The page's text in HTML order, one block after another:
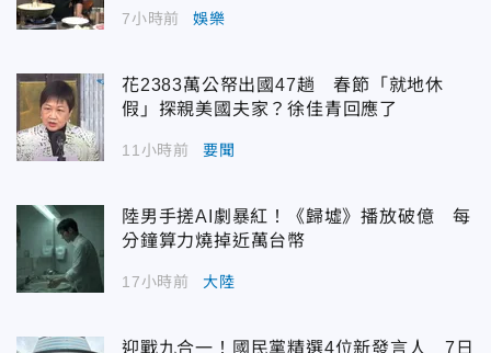
7小時前 娛樂
花2383萬公帑出國47趟 春節「就地休
假」探親美國夫家？徐佳青回應了
11小時前 要聞
陸男手搓AI劇暴紅！《歸墟》播放破億 每
分鐘算力燒掉近萬台幣
17小時前 大陸
迎戰九合一！國民黨精選4位新發言人 7日